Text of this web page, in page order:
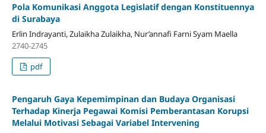
Pola Komunikasi Anggota Legislatif dengan Konstituennya
di Surabaya
Erlin Indrayanti, Zulaikha Zulaikha, Nur’annafi Farni Syam Maella
2740-2745
pdf
Pengaruh Gaya Kepemimpinan dan Budaya Organisasi
Terhadap Kinerja Pegawai Komisi Pemberantasan Korupsi
Melalui Motivasi Sebagai Variabel Intervening